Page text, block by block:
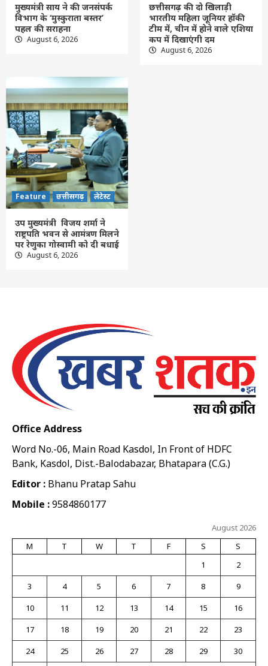
मुख्यमंत्री साय ने की जनसंपर्क
विभाग के ‘मुस्कुराता बस्तर’
पहल की सराहना
August 6, 2026
छत्तीसगढ़ की दो खिलाड़ी
भारतीय महिला जूनियर हॉकी
टीम में, चीन में होने वाले एशिया
कप में दिखाएंगी दम
August 6, 2026
Feature छत्तीसगढ़ लेटेस्ट
उप मुख्यमंत्री विजय शर्मा ने
राष्ट्रपति भवन से आमंत्रण मिलने
पर रेणुका गोस्वामी को दी बधाई
August 6, 2026
Office Address
Word No.-06, Main Road Kasdol, In Front of HDFC
Bank, Kasdol, Dist.-Balodabazar, Bhatapara (C.G.)
Editor : Bhanu Pratap Sahu
Mobile :9584860177
August 2026
M
T W T F S
S
1
2
3
4 5 6 7 8
9
10
11 12 13 14 15
16
17
18 19 20 21 22
23
24
25 26 27 28 29 30